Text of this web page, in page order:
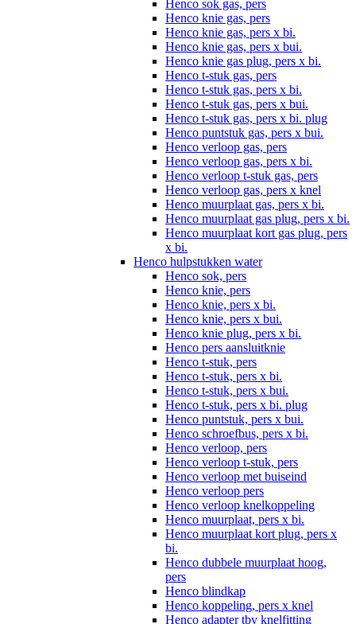
Henco sok gas, pers
Henco knie gas, pers
Henco knie gas, pers x bi.
Henco knie gas, pers x bui.
Henco knie gas plug, pers x bi.
Henco t-stuk gas, pers
Henco t-stuk gas, pers x bi.
Henco t-stuk gas, pers x bui.
Henco t-stuk gas, pers x bi. plug
Henco puntstuk gas, pers x bui.
Henco verloop gas, pers
Henco verloop gas, pers x bi.
Henco verloop t-stuk gas, pers
Henco verloop gas, pers x knel
Henco muurplaat gas, pers x bi.
Henco muurplaat gas plug, pers x bi.
Henco muurplaat kort gas plug, pers
x bi.
Henco hulpstukken water
Henco sok, pers
Henco knie, pers
Henco knie, pers x bi.
Henco knie, pers x bui.
Henco knie plug, pers x bi.
Henco pers aansluitknie
Henco t-stuk, pers
Henco t-stuk, pers x bi.
Henco t-stuk, pers x bui.
Henco t-stuk, pers x bi. plug
Henco puntstuk, pers x bui.
Henco schroefbus, pers x bi.
Henco verloop, pers
Henco verloop t-stuk, pers
Henco verloop met buiseind
Henco verloop pers
Henco verloop knelkoppeling
Henco muurplaat, pers x bi.
Henco muurplaat kort plug, pers x
bi.
Henco dubbele muurplaat hoog,
pers
Henco blindkap
Henco koppeling, pers x knel
Henco adapter tbv knelfitting